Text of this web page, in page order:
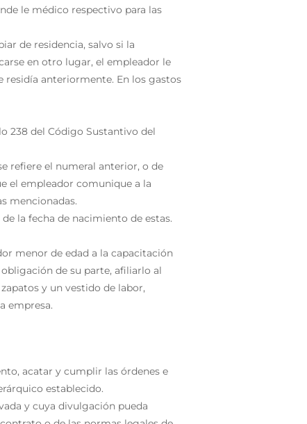
le médico respectivo para las
de residencia, salvo si la
en otro lugar, el empleador le
residía anteriormente. En los gastos
238 del Código Sustantivo del
refiere el numeral anterior, o de
el empleador comunique a la
mencionadas.
la fecha de nacimiento de estas.
menor de edad a la capacitación
de su parte, afiliarlo al
y un vestido de labor,
empresa.
acatar y cumplir las órdenes e
establecido.
y cuya divulgación pueda